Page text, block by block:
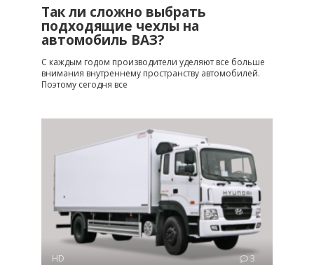
Так ли сложно выбрать
подходящие чехлы на
автомобиль ВАЗ?
С каждым годом производители уделяют все больше
внимания внутреннему пространству автомобилей.
Поэтому сегодня все
HD 3